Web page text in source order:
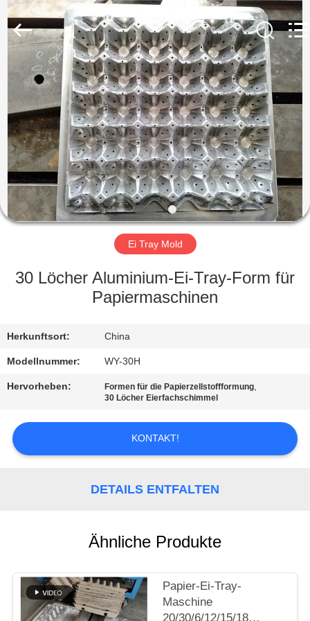
STARTSEITE
PRODUKTE
VIDEOS
ÜBER
UNS
FABRIK
QUALITÄTSKONTROLLE
KONTAKT
NACHRICHTEN
REFERENZEN
SITEMAP
Jinan
Wanyou
Packing
Machinery
Factory.
Ei Tray Mold
30 Löcher Aluminium-Ei-Tray-Form für
Papiermaschinen
Herkunftsort: China
Modellnummer: WY-30H
Hervorheben: Formen für die Papierzellstoffformung,
30 Löcher Eierfachschimmel
KONTAKT!
DETAILS ENTFALTEN
Ähnliche Produkte
Papier-Ei-Tray-
Maschine
20/30/6/12/15/18